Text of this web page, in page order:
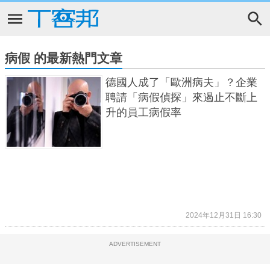
病假 的最新熱門文章
德國人成了「歐洲病夫」？企業
聘請「病假偵探」來遏止不斷上
升的員工病假率
2024年12月31日 16:30
ADVERTISEMENT